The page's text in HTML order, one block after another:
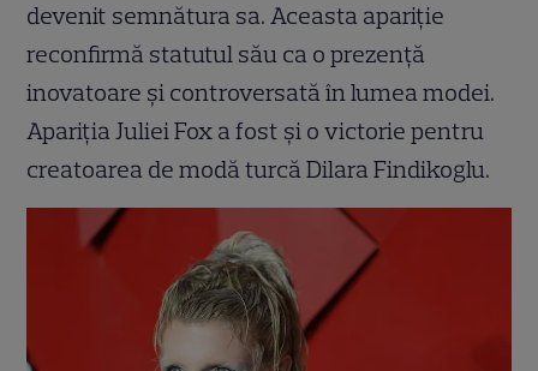
devenit semnătura sa. Aceasta apariție
reconfirmă statutul său ca o prezență
inovatoare și controversată în lumea modei.
Apariția Juliei Fox a fost și o victorie pentru
creatoarea de modă turcă Dilara Findikoglu.